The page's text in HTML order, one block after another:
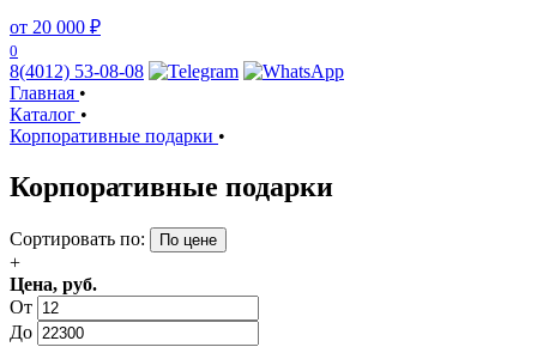
от 20 000 ₽
0
8(4012) 53-08-08
Главная •
Каталог •
Корпоративные подарки •
Корпоративные подарки
Сортировать по: По цене
+
Цена, руб.
От
До